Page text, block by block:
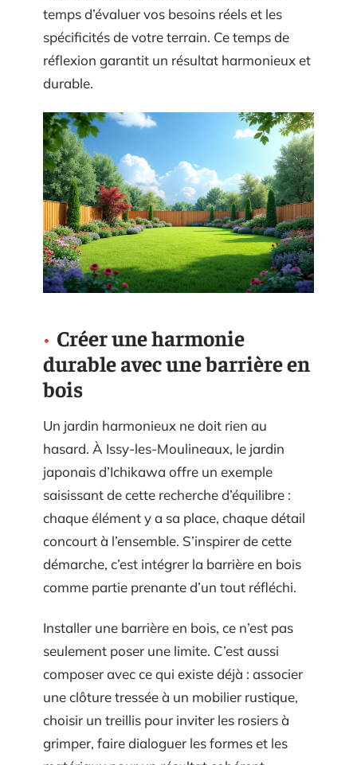
temps d’évaluer vos besoins réels et les
spécificités de votre terrain. Ce temps de
réflexion garantit un résultat harmonieux et
durable.
Créer une harmonie
durable avec une barrière en
bois
Un jardin harmonieux ne doit rien au
hasard. À Issy-les-Moulineaux, le jardin
japonais d’Ichikawa offre un exemple
saisissant de cette recherche d’équilibre :
chaque élément y a sa place, chaque détail
concourt à l’ensemble. S’inspirer de cette
démarche, c’est intégrer la barrière en bois
comme partie prenante d’un tout réfléchi.
Installer une barrière en bois, ce n’est pas
seulement poser une limite. C’est aussi
composer avec ce qui existe déjà : associer
une clôture tressée à un mobilier rustique,
choisir un treillis pour inviter les rosiers à
grimper, faire dialoguer les formes et les